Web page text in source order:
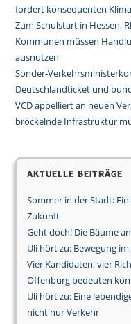
fordert konsequenten
Zum Schulstart in Hessen,
Kommunen müssen
ausnutzen
Sonder-
Deutschlandticket und
VCD appelliert an neuen
bröckelnde Infrastruktur
Aktuelle Beiträge
Sommer in der Stadt:
Zukunft
Geht doch! Die Bäume
Uli hört zu: Bewegung
Vier Kandidaten, vier
Offenburg bedeuten
Uli hört zu: Eine
nicht nur Verkehr